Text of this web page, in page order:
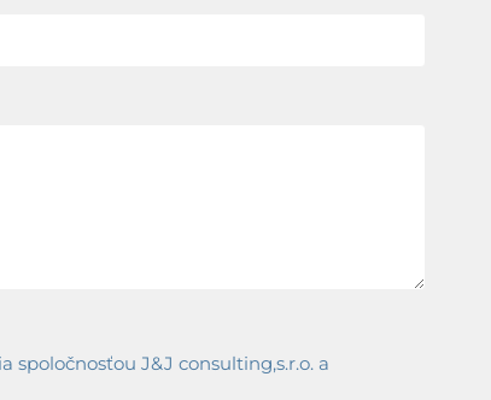
J&J consulting,s.r.o. a